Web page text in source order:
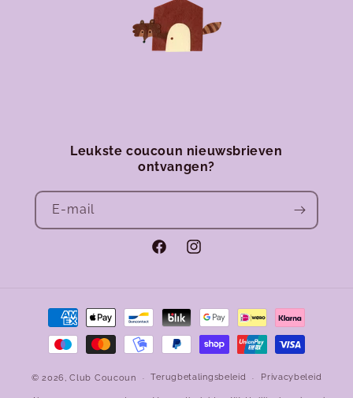
Leukste coucoun nieuwsbrieven
ontvangen?
E‑mail
FacebookInstagram
Betaalmethoden
© 2026,Club Coucoun Terugbetalingsbeleid Privacybeleid